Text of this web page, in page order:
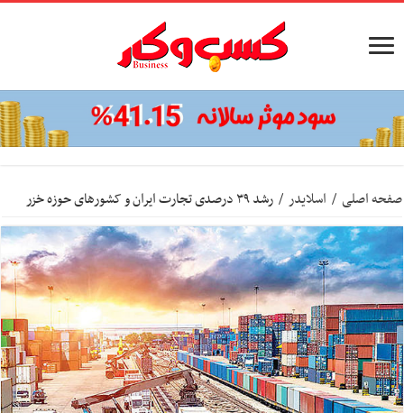
صفحه اصلی / اسلایدر / رشد ۳۹ درصدی تجارت ایران و کشورهای حوزه خزر